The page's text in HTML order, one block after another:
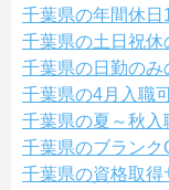
千葉県の年間休日
千葉県の土日祝休
千葉県の日勤のみ
千葉県の4月入職
千葉県の夏～秋入
千葉県のブランク
千葉県の資格取得